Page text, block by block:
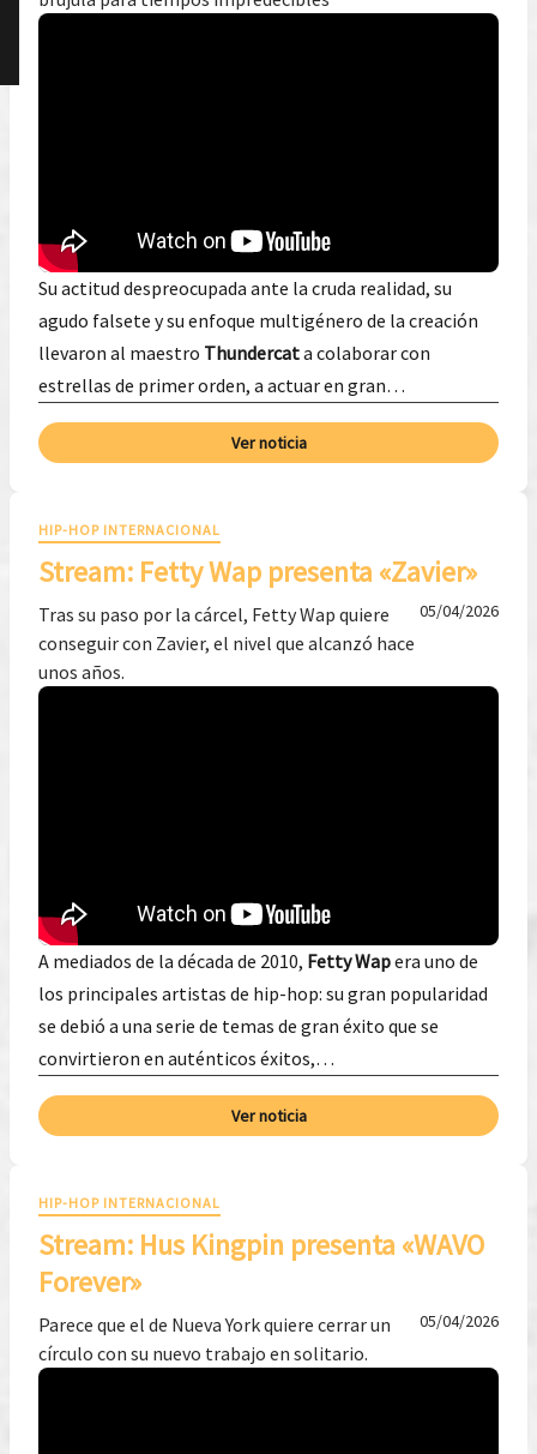
Su actitud despreocupada ante la cruda realidad, su
agudo falsete y su enfoque multigénero de la creación
llevaron al maestro Thundercata colaborar con
estrellas de primer orden, a actuar en gran…
Ver noticia
HIP-HOP INTERNACIONAL
Stream: Fetty Wap presenta «Zavier»
Tras su paso por la cárcel, Fetty Wap quiere
conseguir con Zavier, el nivel que alcanzó hace
unos años.
05/04/2026
A mediados de la década de 2010, Fetty Wapera uno de
los principales artistas de hip-hop: su gran popularidad
se debió a una serie de temas de gran éxito que se
convirtieron en auténticos éxitos,…
Ver noticia
HIP-HOP INTERNACIONAL
Stream: Hus Kingpin presenta «WAVO
Forever»
Parece que el de Nueva York quiere cerrar un
círculo con su nuevo trabajo en solitario.
05/04/2026